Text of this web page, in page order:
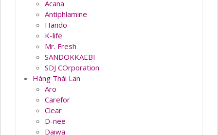
Acana
Antiphlamine
Hando
K-life
Mr. Fresh
SANDOKKAEBI
SDJ COrporation
Hàng Thái Lan
Aro
Carefor
Clear
D-nee
Daiwa